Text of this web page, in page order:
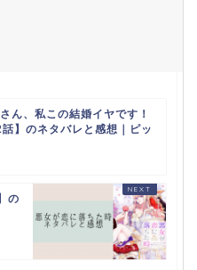
ん、私この結婚イヤです！
話】のネタバレと感想｜ピッ
の